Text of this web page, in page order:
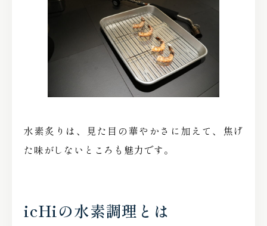
水素炙りは、見た目の華やかさに加えて、焦げ
た味がしないところも魅力です。
icHiの水素調理とは